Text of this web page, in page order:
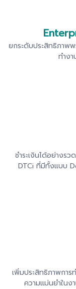
ยกระดับประสิทธิภาพ
ทำง
ชำระเงินได้อย่างร
DTCi ที่มีทั้งแบบ
เพิ่มประสิทธิภาพกา
ความแม่นยำในง